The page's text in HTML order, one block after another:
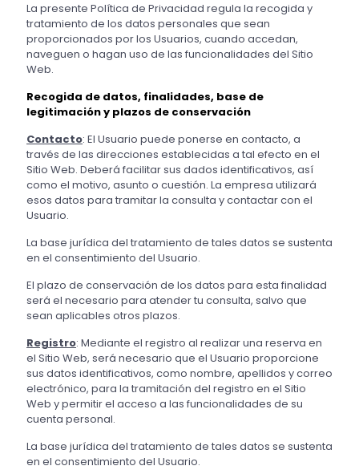
La presente Política de Privacidad regula la recogida y
tratamiento de los datos personales que sean
proporcionados por los Usuarios, cuando accedan,
naveguen o hagan uso de las funcionalidades del Sitio
Web.
Recogida de datos, finalidades, base de
legitimación y plazos de conservación
Contacto: El Usuario puede ponerse en contacto, a
través de las direcciones establecidas a tal efecto en el
Sitio Web. Deberá facilitar sus dados identificativos, así
como el motivo, asunto o cuestión. La empresa utilizará
esos datos para tramitar la consulta y contactar con el
Usuario.
La base jurídica del tratamiento de tales datos se sustenta
en el consentimiento del Usuario.
El plazo de conservación de los datos para esta finalidad
será el necesario para atender tu consulta, salvo que
sean aplicables otros plazos.
Registro: Mediante el registro al realizar una reserva en
el Sitio Web, será necesario que el Usuario proporcione
sus datos identificativos, como nombre, apellidos y correo
electrónico, para la tramitación del registro en el Sitio
Web y permitir el acceso a las funcionalidades de su
cuenta personal.
La base jurídica del tratamiento de tales datos se sustenta
en el consentimiento del Usuario.